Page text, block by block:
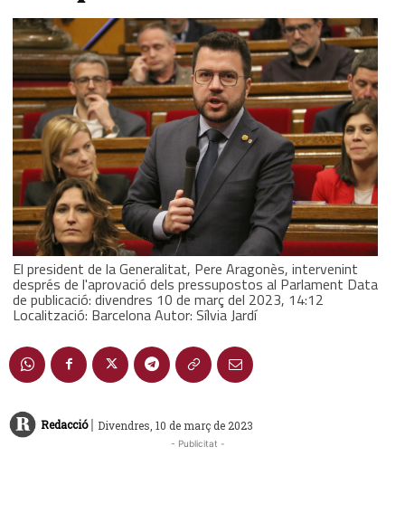
El president de la Generalitat, Pere Aragonès, intervenint
després de l'aprovació dels pressupostos al Parlament Data
de publicació: divendres 10 de març del 2023, 14:12
Localització: Barcelona Autor: Sílvia Jardí
Redacció | Divendres, 10 de març de 2023
- Publicitat -